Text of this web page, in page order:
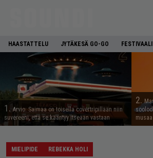
HAASTATTELU JYTÄKESÄ GO-GO
1. Arvio: Saimaa on toisella covertripillään niin
suvereeni, että se kääntyy itseään vastaan
2.
MIELIPIDE REBEKKA HOLI